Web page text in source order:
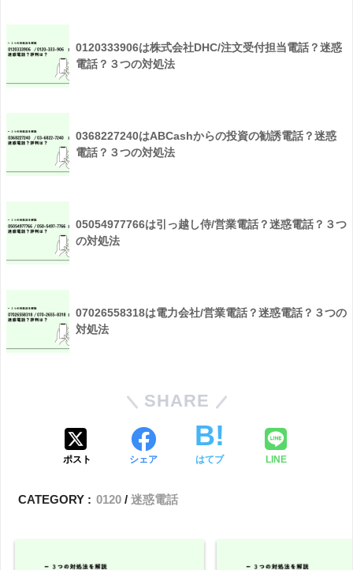
0120333906は株式会社DHC/注文受付担当電話？迷惑
電話？３つの対処法
0368227240はABCashからの投資の勧誘電話？迷惑
電話？３つの対処法
05054977766は引っ越し侍/営業電話？迷惑電話？３つ
の対処法
07026558318は電力会社/営業電話？迷惑電話？３つの
対処法
SHARE
ポスト シェア はてブ LINE
CATEGORY : 0120 迷惑電話